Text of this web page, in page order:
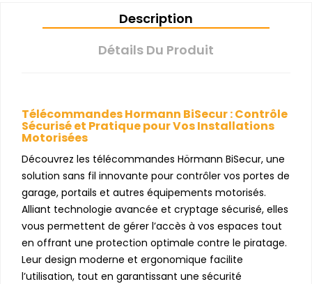
Description
Détails Du Produit
Télécommandes Hormann BiSecur : Contrôle
Sécurisé et Pratique pour Vos Installations
Motorisées
Découvrez les télécommandes Hörmann BiSecur, une
solution sans fil innovante pour contrôler vos portes de
garage, portails et autres équipements motorisés.
Alliant technologie avancée et cryptage sécurisé, elles
vous permettent de gérer l’accès à vos espaces tout
en offrant une protection optimale contre le piratage.
Leur design moderne et ergonomique facilite
l’utilisation, tout en garantissant une sécurité